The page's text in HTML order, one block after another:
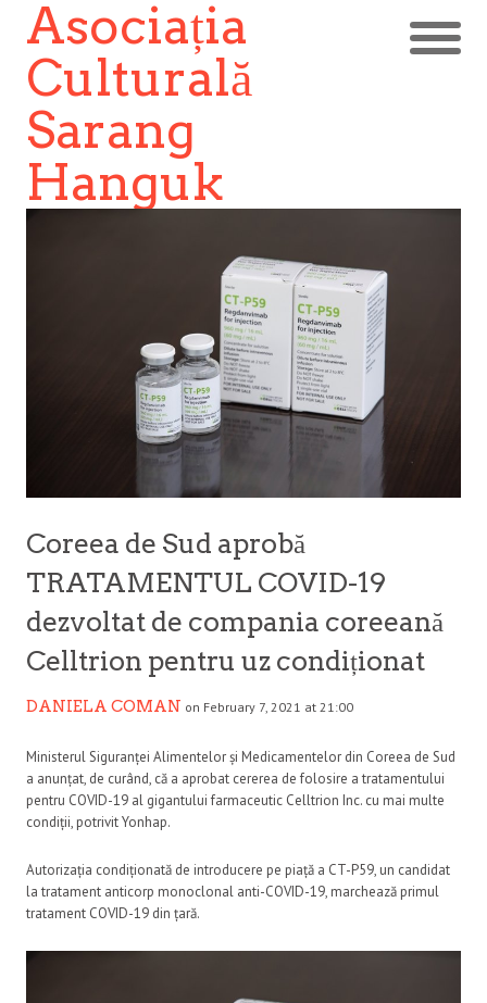
Asociația
Culturală
Sarang
Hanguk
Coreea de Sud aprobă
TRATAMENTUL COVID-19
dezvoltat de compania coreeană
Celltrion pentru uz condiționat
DANIELA COMAN on February 7, 2021 at 21:00
Ministerul Siguranței Alimentelor și Medicamentelor din Coreea de Sud
a anunțat, de curând, că a aprobat cererea de folosire a tratamentului
pentru COVID-19 al gigantului farmaceutic Celltrion Inc. cu mai multe
condiții, potrivit Yonhap.
Autorizația condiționată de introducere pe piață a CT-P59, un candidat
la tratament anticorp monoclonal anti-COVID-19, marchează primul
tratament COVID-19 din țară.